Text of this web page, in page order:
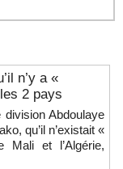
n’y a «
2 pays
Abdoulaye
qu’il n’existait «
Mali et l’Algérie,